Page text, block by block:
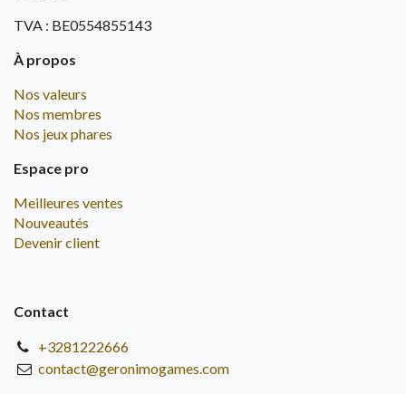
TVA : BE0554855143
À propos
Nos valeurs
Nos membres
Nos jeux phares
Espace pro
Meilleures ventes
Nouveautés
Devenir client
Contact
+3281222666
contact@geronimogames.com